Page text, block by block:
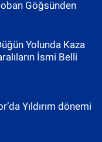
Göğsünden
Yolunda Kaza
İsmi Belli
Yıldırım dönemi